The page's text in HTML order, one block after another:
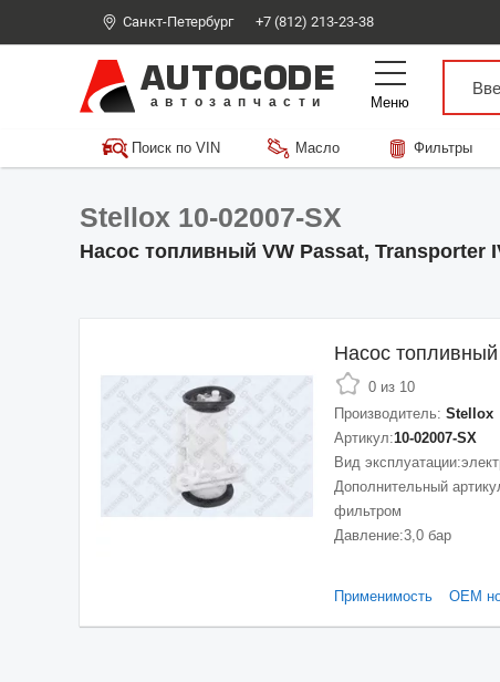
Санкт-Петербург +7 (812) 213-23-38
AUTOCODE
автозапчасти Меню
Поиск по VIN Масло Фильтры
Stellox 10-02007-SX
Насос топливный VW Passat, Transporter
Насос топливный
0 из 10
Производитель: Stellox
Артикул:10-02007-SX
Вид эксплуатации:
Дополнительный
фильтром
Давление:3,0 бар
Применимость ОЕМ